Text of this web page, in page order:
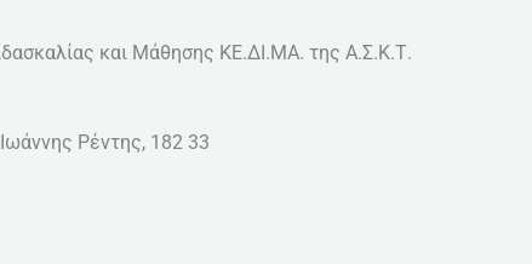
και Μάθησης ΚΕ.ΔΙ.ΜΑ. της Α.Σ.Κ.Τ.
Ρέντης, 182 33